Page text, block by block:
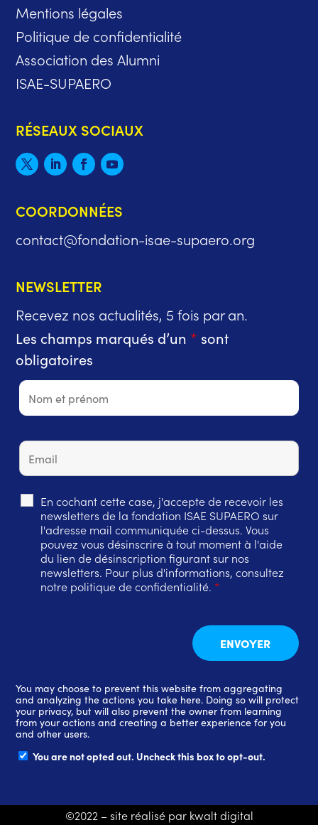
Mentions légales
Politique de confidentialité
Association des Alumni
ISAE-SUPAERO
RÉSEAUX SOCIAUX
COORDONNÉES
contact@fondation-isae-supaero.org
NEWSLETTER
Recevez nos actualités, 5 fois par an.
Les champs marqués d’un * sont
obligatoires
En cochant cette case, j'accepte de recevoir les
newsletters de la fondation ISAE SUPAERO sur
l'adresse mail communiquée ci-dessus. Vous
pouvez vous désinscrire à tout moment à l'aide
du lien de désinscription figurant sur nos
newsletters. Pour plus d'informations, consultez
notre politique de confidentialité. *
You may choose to prevent this website from aggregating
and analyzing the actions you take here. Doing so will protect
your privacy, but will also prevent the owner from learning
from your actions and creating a better experience for you
and other users.
You are not opted out. Uncheck this box to opt-out.
©2022 – site réalisé par kwalt digital